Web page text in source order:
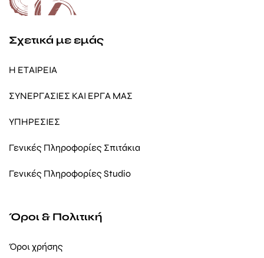
Σχετικά με εμάς
Η ΕΤΑΙΡΕΙΑ
ΣΥΝΕΡΓΑΣΙΕΣ ΚΑΙ ΕΡΓΑ ΜΑΣ
ΥΠΗΡΕΣΙΕΣ
Γενικές Πληροφορίες Σπιτάκια
Γενικές Πληροφορίες Studio
Όροι & Πολιτική
Όροι χρήσης